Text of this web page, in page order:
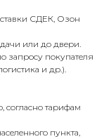
СДЕК, Озон
или до двери.
запросу покупателя
и др.).
согласно тарифам
пункта,